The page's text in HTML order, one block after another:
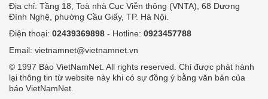
Địa chỉ: Tầng 18, Toà nhà Cục Viễn thông (VNTA), 68 Dương
Đình Nghệ, phường Cầu Giấy, TP. Hà Nội.
Điện thoại: 02439369898 - Hotline: 0923457788
Email: vietnamnet@vietnamnet.vn
© 1997 Báo VietNamNet. All rights reserved. Chỉ được phát hành
lại thông tin từ website này khi có sự đồng ý bằng văn bản của
báo VietNamNet.